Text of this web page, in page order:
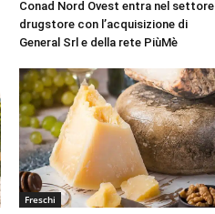
Conad Nord Ovest entra nel settore
drugstore con l’acquisizione di
General Srl e della rete PiùMè
Freschi